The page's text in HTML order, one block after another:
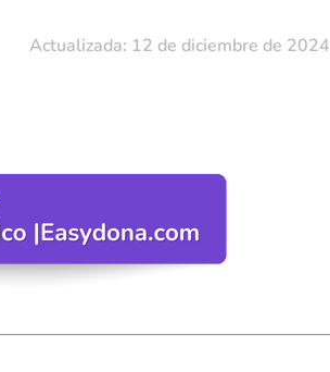
Actualizada: 12 de diciembre de 2024